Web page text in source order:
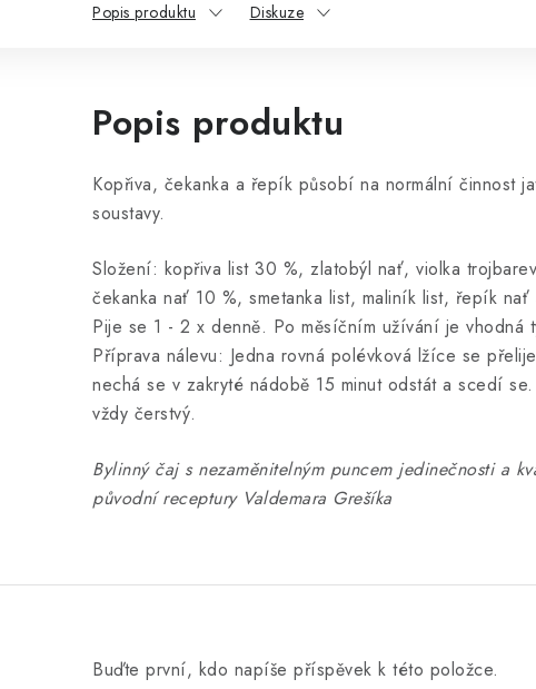
Popis produktu Diskuze
Popis produktu
Kopřiva, čekanka a řepík působí na normální činnost
soustavy.
Složení: kopřiva list 30 %, zlatobýl nať, violka
čekanka nať 10 %, smetanka list, maliník list, řepík
Pije se 1 - 2 x denně. Po měsíčním užívání je vhodná
Příprava nálevu: Jedna rovná polévková lžíce se
nechá se v zakryté nádobě 15 minut odstát a scedí
vždy čerstvý.
Bylinný čaj s nezaměnitelným puncem jedinečnosti a
původní receptury Valdemara Grešíka
Buďte první, kdo napíše příspěvek k této položce.